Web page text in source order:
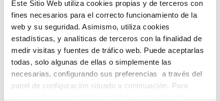
Este Sitio Web utiliza cookies propias y de terceros con
fines necesarios para el correcto funcionamiento de la
web y su seguridad. Asimismo, utiliza cookies
estadísticas, y analíticas de terceros con la finalidad de
medir visitas y fuentes de tráfico web. Puede aceptarlas
todas, solo algunas de ellas o simplemente las
necesarias, configurando sus preferencias a través del
panel de configuración situado a continuación. Para
¿CUÁNDO ES OBLIGATORIO UN